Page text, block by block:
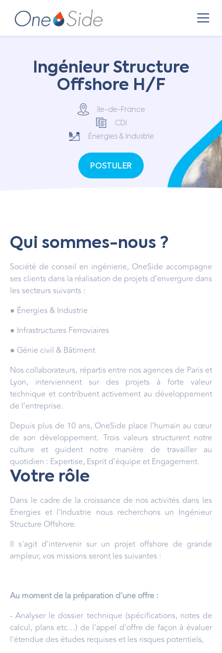
Ingénieur Structure
Offshore H/F
Ile-de-France
CDI
Énergies & Industrie
POSTULER
Qui sommes-nous ?
Société de conseil en ingénierie, OneSide accompagne
ses clients dans la réalisation de projets d’envergure dans
les secteurs suivants :
● Énergies & Industrie
● Infrastructures Ferroviaires
● Génie civil & Bâtiment
Nos collaborateurs, répartis entre nos agences de Paris et
Lyon, interviennent sur des projets à forte valeur
technique et contribuent activement au développement
de l’entreprise.
Depuis plus de 10 ans, OneSide place l’humain au cœur
de son développement. Trois valeurs structurent notre
culture et guident notre manière de travailler au
quotidien : Expertise, Esprit d’équipe et Engagement.
Votre rôle
Dans le cadre de la croissance de nos activités dans les
Energies et l'Industrie nous recherchons un Ingénieur
Structure Offshore.
Il s'agit d'intervenir sur un projet offshore de grande
ampleur, vos missions seront les suivantes :
Au moment de la préparation d'une offre :
- Analyser le dossier technique (spécifications, notes de
calcul, plans etc…) de l'appel d'offre de façon à évaluer
l'étendue des études requises et les risques potentiels,